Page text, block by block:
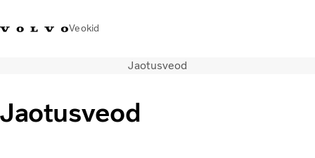
Veokid
Volvo Action
Volvo Merchandise
Jaotusveod
Jaotusveod